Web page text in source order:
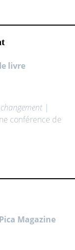
livre
|
conférence de
Magazine